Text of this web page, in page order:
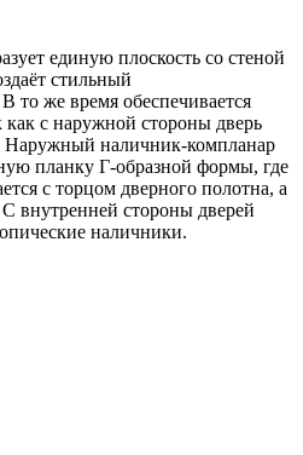
единую плоскость со стеной
стильный
то же время обеспечивается
как с наружной стороны дверь
наличник-компланар
планку Г-образной формы, где
с торцом дверного полотна, а
внутренней стороны дверей
наличники.